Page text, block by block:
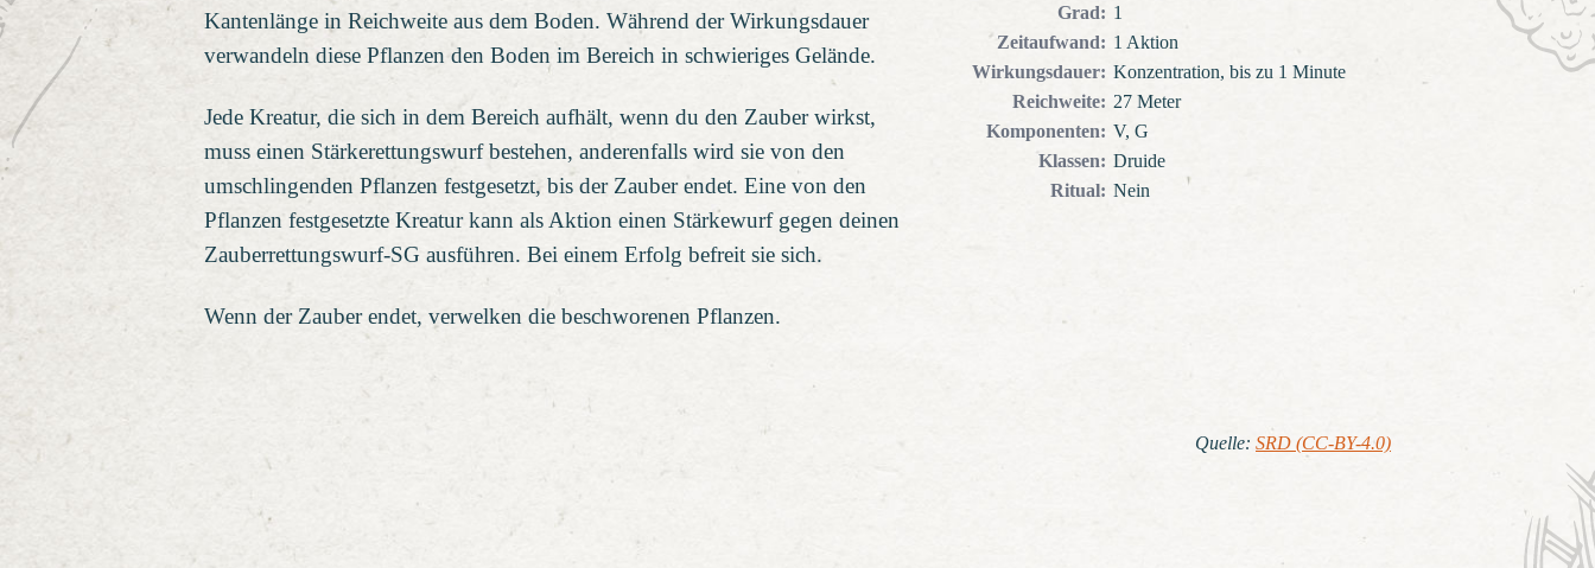
Kantenlänge in Reichweite aus dem Boden. Während der Wirkungsdauer
verwandeln diese Pflanzen den Boden im Bereich in schwieriges Gelände.
Jede Kreatur, die sich in dem Bereich aufhält, wenn du den Zauber wirkst,
muss einen Stärkerettungswurf bestehen, anderenfalls wird sie von den
umschlingenden Pflanzen festgesetzt, bis der Zauber endet. Eine von den
Pflanzen festgesetzte Kreatur kann als Aktion einen Stärkewurf gegen deinen
Zauberrettungswurf-SG ausführen. Bei einem Erfolg befreit sie sich.
Wenn der Zauber endet, verwelken die beschworenen Pflanzen.
Grad: 1
Zeitaufwand: 1 Aktion
Wirkungsdauer: Konzentration, bis zu 1 Minute
Reichweite: 27 Meter
Komponenten: V, G
Klassen: Druide
Ritual: Nein
Quelle: SRD (CC-BY-4.0)